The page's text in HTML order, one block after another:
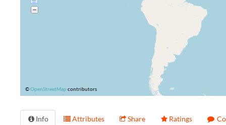
©OpenStreetMap contributors
Info Attributes Share Ratings